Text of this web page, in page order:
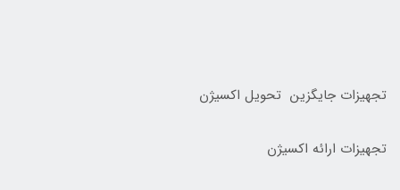
تجهیزات جایگزین تحویل اکسیژن
تجهیزات ارائه اکسیژن